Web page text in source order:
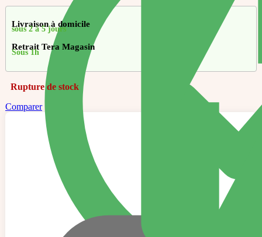
Livraison à domicile
sous 2 à 5 jours
Retrait Tera Magasin
Sous 1h
Rupture de stock
Comparer